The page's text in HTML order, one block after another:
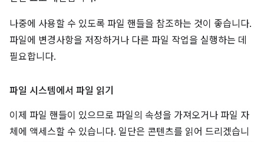
나중에 사용할 수 있도록 파일 핸들을 참조하는 것이 좋습니다.
파일에 변경사항을 저장하거나 다른 파일 작업을 실행하는 데
필요합니다.
파일 시스템에서 파일 읽기
이제 파일 핸들이 있으므로 파일의 속성을 가져오거나 파일 자
체에 액세스할 수 있습니다. 일단은 콘텐츠를 읽어 드리겠습니